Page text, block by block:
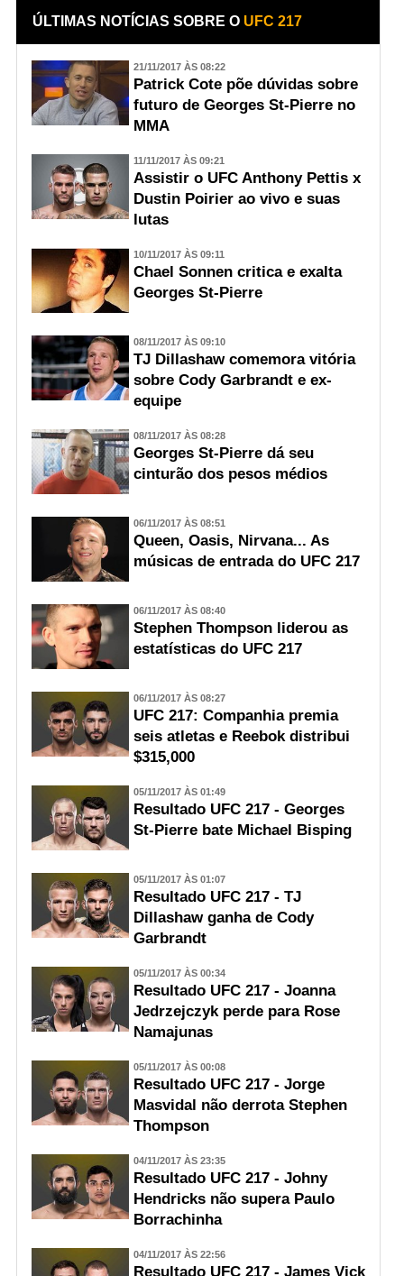
ÚLTIMAS NOTÍCIAS SOBRE O UFC 217
21/11/2017 ÀS 08:22
Patrick Cote põe dúvidas sobre
futuro de Georges St-Pierre no
MMA
11/11/2017 ÀS 09:21
Assistir o UFC Anthony Pettis x
Dustin Poirier ao vivo e suas
lutas
10/11/2017 ÀS 09:11
Chael Sonnen critica e exalta
Georges St-Pierre
08/11/2017 ÀS 09:10
TJ Dillashaw comemora vitória
sobre Cody Garbrandt e ex-
equipe
08/11/2017 ÀS 08:28
Georges St-Pierre dá seu
cinturão dos pesos médios
06/11/2017 ÀS 08:51
Queen, Oasis, Nirvana... As
músicas de entrada do UFC 217
06/11/2017 ÀS 08:40
Stephen Thompson liderou as
estatísticas do UFC 217
06/11/2017 ÀS 08:27
UFC 217: Companhia premia
seis atletas e Reebok distribui
$315,000
05/11/2017 ÀS 01:49
Resultado UFC 217 - Georges
St-Pierre bate Michael Bisping
05/11/2017 ÀS 01:07
Resultado UFC 217 - TJ
Dillashaw ganha de Cody
Garbrandt
05/11/2017 ÀS 00:34
Resultado UFC 217 - Joanna
Jedrzejczyk perde para Rose
Namajunas
05/11/2017 ÀS 00:08
Resultado UFC 217 - Jorge
Masvidal não derrota Stephen
Thompson
04/11/2017 ÀS 23:35
Resultado UFC 217 - Johny
Hendricks não supera Paulo
Borrachinha
04/11/2017 ÀS 22:56
Resultado UFC 217 - James Vick